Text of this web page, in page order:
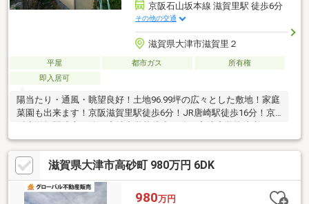
京阪石山坂本線 滋賀里駅 徒歩6分
その他の交通
滋賀県大津市滋賀里２
平屋 都市ガス
所有権
即入居可
陽当たり・通風・眺望良好！土地96.99坪の広々とした敷地！家庭
菜園も出来ます！京阪滋賀里駅徒歩6分！JR唐崎駅徒歩16分！京
分！フレンドマート徒歩14分！未登記部分有 再建築不可（非接
道） 現状有姿（残置物含む） 本物件は建築基準法上の道路に
接しておりません
滋賀県大津市高砂町 980万円 6DK
980万円